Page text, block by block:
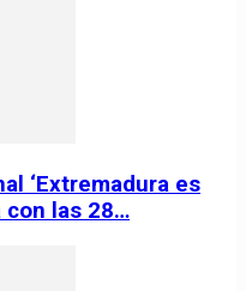
‘Extremadura es
con las 28…